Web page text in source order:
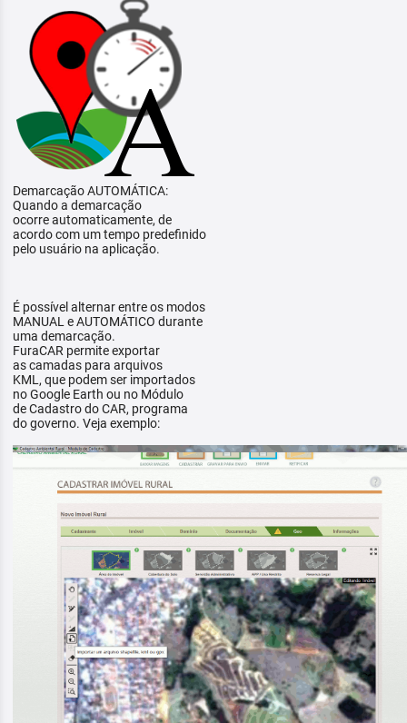
Demarcação AUTOMÁTICA:
Quando a demarcação
ocorre automaticamente, de
acordo com um tempo predefinido
pelo usuário na aplicação.
É possível alternar entre os modos
MANUAL e AUTOMÁTICO durante
uma demarcação.
FuraCAR permite exportar
as camadas para arquivos
KML, que podem ser importados
no Google Earth ou no Módulo
de Cadastro do CAR, programa
do governo. Veja exemplo: